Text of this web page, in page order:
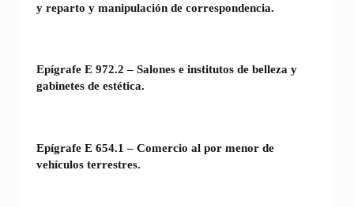
y reparto y manipulación de correspondencia.
Epígrafe E 972.2 – Salones e institutos de belleza y
gabinetes de estética.
Epígrafe E 654.1 – Comercio al por menor de
vehículos terrestres.